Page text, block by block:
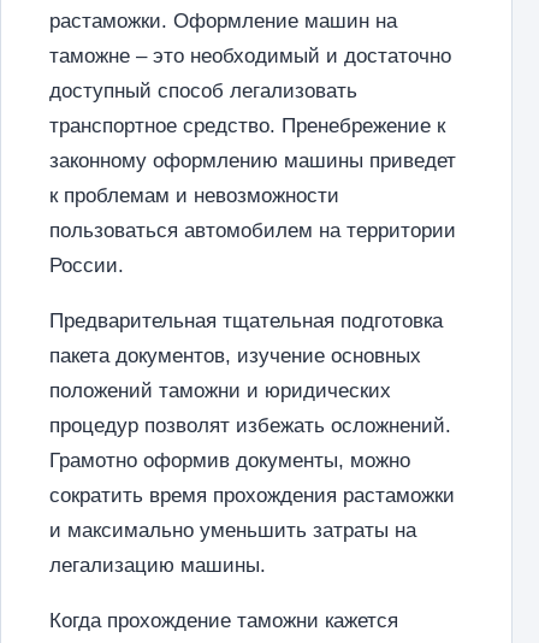
растаможки. Оформление машин на
таможне – это необходимый и достаточно
доступный способ легализовать
транспортное средство. Пренебрежение к
законному оформлению машины приведет
к проблемам и невозможности
пользоваться автомобилем на территории
России.
Предварительная тщательная подготовка
пакета документов, изучение основных
положений таможни и юридических
процедур позволят избежать осложнений.
Грамотно оформив документы, можно
сократить время прохождения растаможки
и максимально уменьшить затраты на
легализацию машины.
Когда прохождение таможни кажется